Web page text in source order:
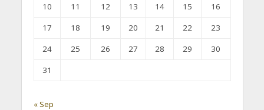
10
11 12 13 14 15
16
17
18 19 20 21 22
23
24
25 26 27 28 29
30
31
« Sep